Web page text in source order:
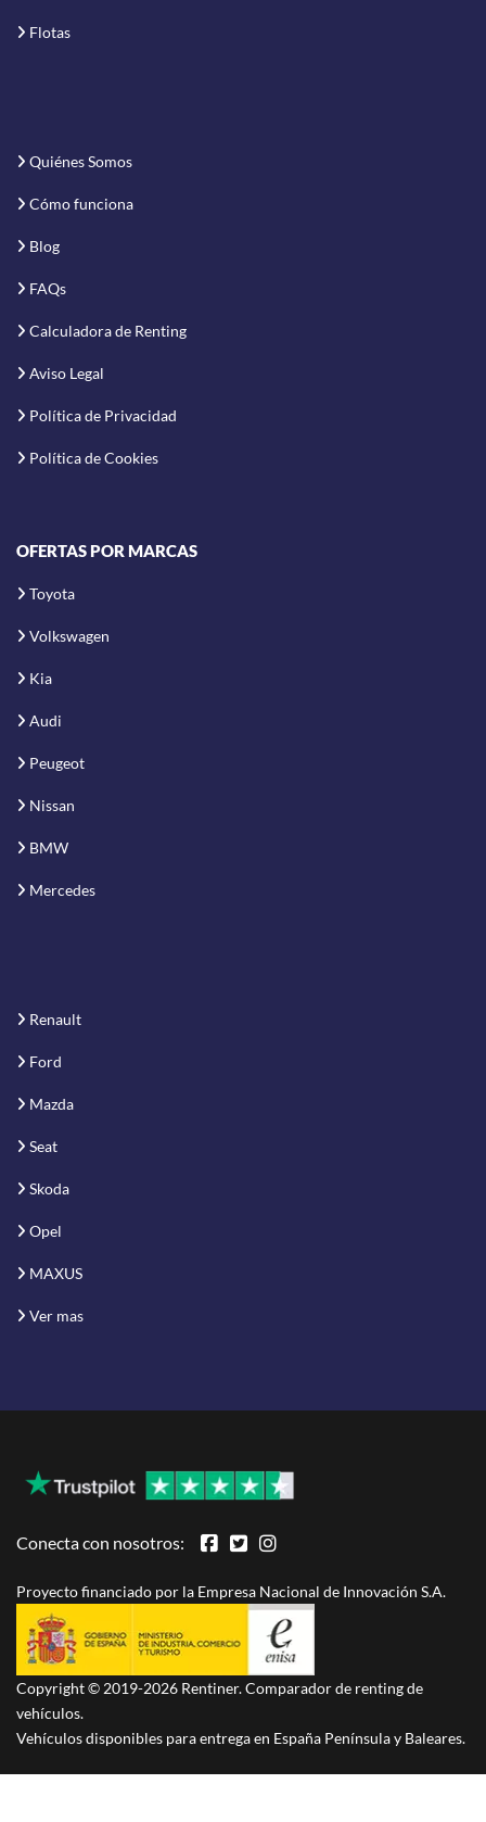
Flotas
Quiénes Somos
Cómo funciona
Blog
FAQs
Calculadora de Renting
Aviso Legal
Política de Privacidad
Política de Cookies
OFERTAS POR MARCAS
Toyota
Volkswagen
Kia
Audi
Peugeot
Nissan
BMW
Mercedes
Renault
Ford
Mazda
Seat
Skoda
Opel
MAXUS
Ver mas
Conecta con nosotros:
Proyecto financiado por la Empresa Nacional de Innovación S.A.
Copyright © 2019-2026 Rentiner. Comparador de renting de
vehículos.
Vehículos disponibles para entrega en España Península y Baleares.